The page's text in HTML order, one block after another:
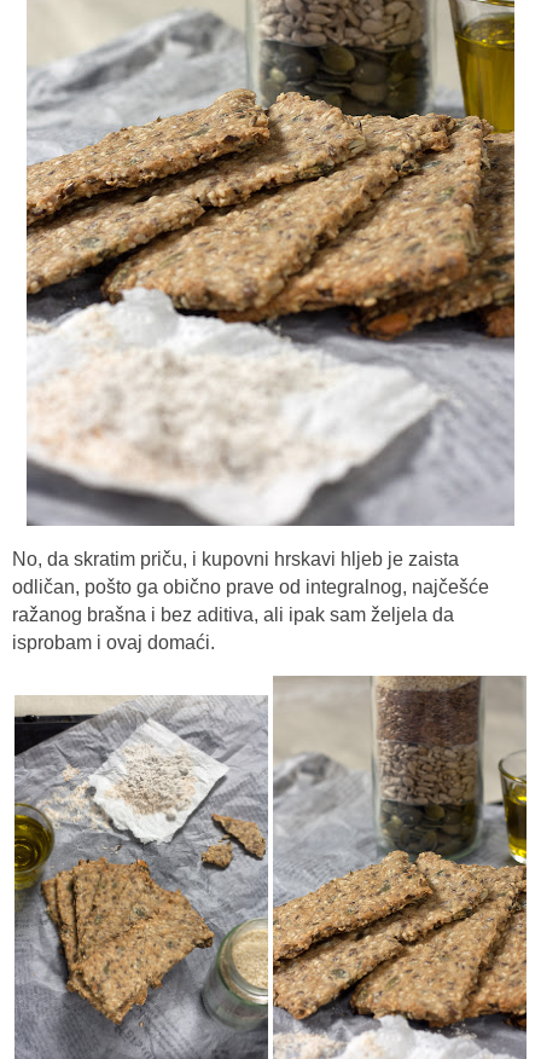
No, da skratim priču, i kupovni hrskavi hljeb je zaista
odličan, pošto ga obično prave od integralnog, najčešće
ražanog brašna i bez aditiva, ali ipak sam željela da
isprobam i ovaj domaći.